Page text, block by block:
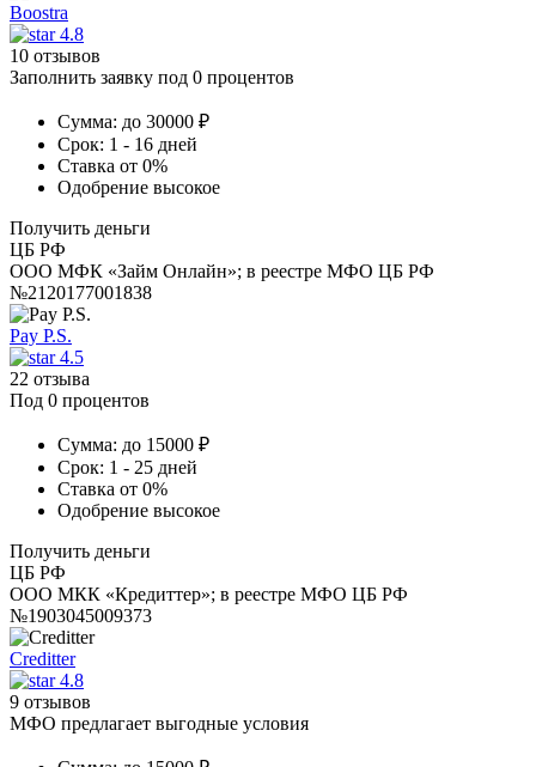
Boostra
4.8
10 отзывов
Заполнить заявку под 0 процентов
Сумма: до 30000 ₽
Срок: 1 - 16 дней
Ставка от 0%
Одобрение высокое
Получить деньги
ЦБ РФ
ООО МФК «Займ Онлайн»; в реестре МФО ЦБ РФ
№2120177001838
Pay P.S.
4.5
22 отзыва
Под 0 процентов
Сумма: до 15000 ₽
Срок: 1 - 25 дней
Ставка от 0%
Одобрение высокое
Получить деньги
ЦБ РФ
ООО МКК «Кредиттер»; в реестре МФО ЦБ РФ
№1903045009373
Creditter
4.8
9 отзывов
МФО предлагает выгодные условия